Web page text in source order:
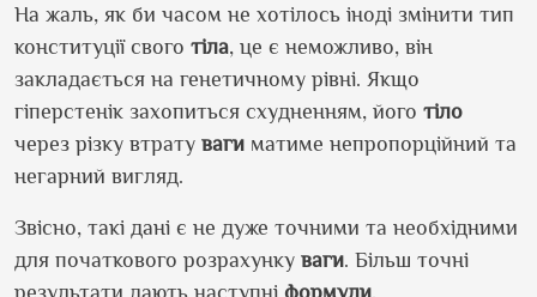
На жаль, як би часом не хотілось іноді змінити тип
конституції свого тіла, це є неможливо, він
закладається на генетичному рівні. Якщо
гіперстенік захопиться схудненням, його тіло
через різку втрату ваги матиме непропорційний та
негарний вигляд.
Звісно, такі дані є не дуже точними та необхідними
для початкового розрахунку ваги. Більш точні
результати дають наступні формули.